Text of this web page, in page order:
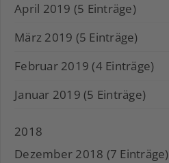
April 2019 (5 Einträge)
März 2019 (5 Einträge)
Februar 2019 (4 Einträge)
Januar 2019 (5 Einträge)
2018
Dezember 2018 (7 Einträge)